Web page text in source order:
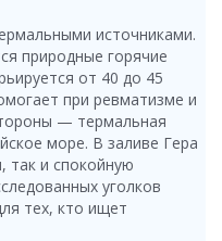
источниками.
природные горячие
от 40 до 45
при ревматизме и
— термальная
море. В заливе Гера
так и спокойную
уголков
тех, кто ищет